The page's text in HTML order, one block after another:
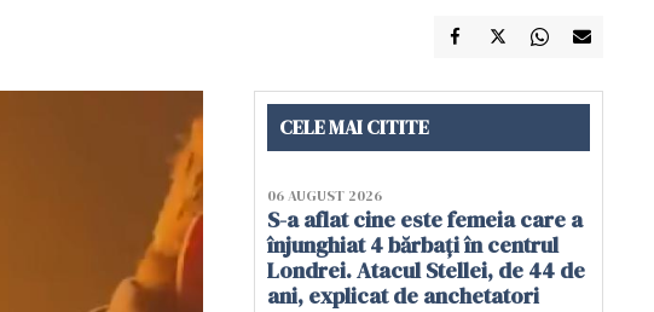
CELE MAI CITITE
06 AUGUST 2026
S-a aflat cine este femeia care a
înjunghiat 4 bărbați în centrul
Londrei. Atacul Stellei, de 44 de
ani, explicat de anchetatori